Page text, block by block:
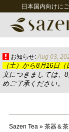
日本国内向けに
お知らせ: Aug 03,
（土）から8月16日
文につきましては、
めご了承ください。
Sazen Tea» 茶器＆